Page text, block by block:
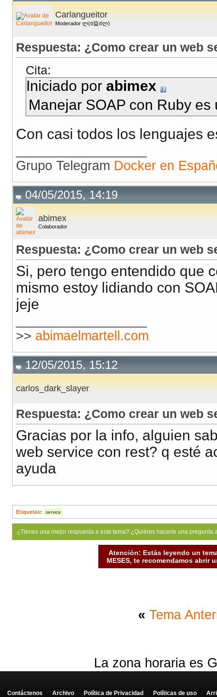
Carlangueitor
Moderador ლ(ಠ益ಠლ)
Respuesta: ¿Como crear un web
Cita:
Iniciado por abimex
Manejar SOAP con Ruby
Con casi todos los lenguajes
Grupo Telegram Docker en
04/05/2015, 14:19
abimex
Colaborador
Respuesta: ¿Como crear un web
Si, pero tengo entendido que
mismo estoy lidiando con
jeje
>> abimaelmartell.com
12/05/2015, 15:12
carlos_dark_slayer
Respuesta: ¿Como crear un web
Gracias por la info, alguien
web service con rest? q esté
ayuda
Etiquetas: service
¿Tienes una mejor respuesta a este tema? ¿Quiéres hacerle una
Atención: Estás leyendo un
MESES, te recomendamos abrir
« Tema
La zona horaria es
Contáctenos - Archivo - Política de Privacidad - Políticas de uso -